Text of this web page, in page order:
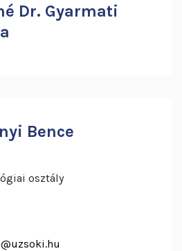
Dr. Gyarmati
Bence
osztály